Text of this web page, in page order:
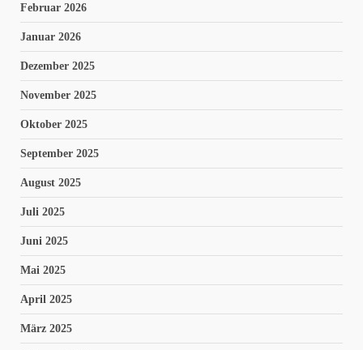
Februar 2026
Januar 2026
Dezember 2025
November 2025
Oktober 2025
September 2025
August 2025
Juli 2025
Juni 2025
Mai 2025
April 2025
März 2025